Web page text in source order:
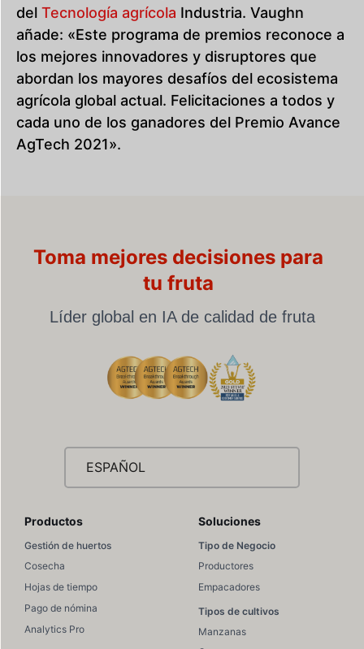
del Tecnología agrícola Industria. Vaughn
añade: «Este programa de premios reconoce a
los mejores innovadores y disruptores que
abordan los mayores desafíos del ecosistema
agrícola global actual. Felicitaciones a todos y
cada uno de los ganadores del Premio Avance
AgTech 2021».
Toma mejores decisiones para
tu fruta
Líder global en IA de calidad de fruta
ESPAÑOL
Productos
Gestión de huertos
Cosecha
Hojas de tiempo
Pago de nómina
Analytics Pro
Soluciones
Tipo de Negocio
Productores
Empacadores
Tipos de cultivos
Manzanas